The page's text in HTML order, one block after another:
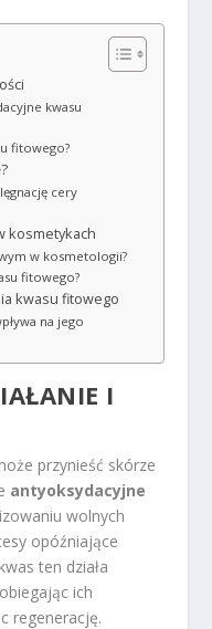
kwasu
fitowego?
cery
kosmetykach
w kosmetologii?
fitowego?
kwasu fitowego
na jego
I
przynieść skórze
antyoksydacyjne
wolnych
opóźniające
ten działa
ich
regenerację.